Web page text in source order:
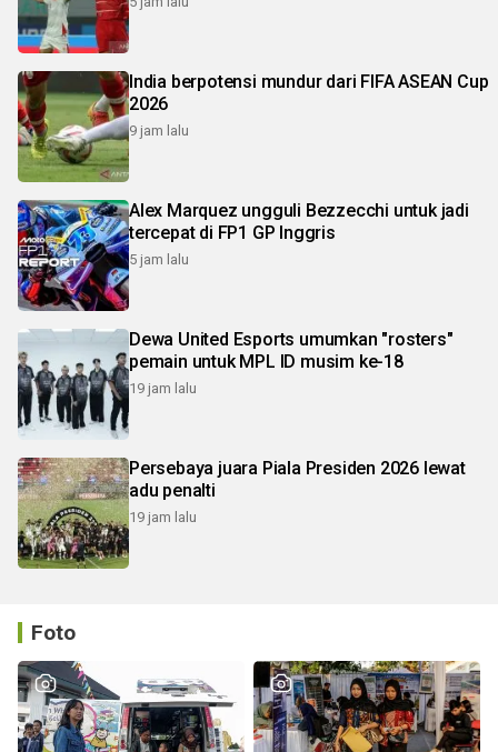
India berpotensi mundur dari FIFA ASEAN Cup
2026
9 jam lalu
Alex Marquez ungguli Bezzecchi untuk jadi
tercepat di FP1 GP Inggris
5 jam lalu
Dewa United Esports umumkan "rosters"
pemain untuk MPL ID musim ke-18
19 jam lalu
Persebaya juara Piala Presiden 2026 lewat
adu penalti
19 jam lalu
Foto